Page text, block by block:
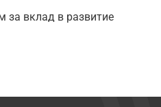
вклад в развитие